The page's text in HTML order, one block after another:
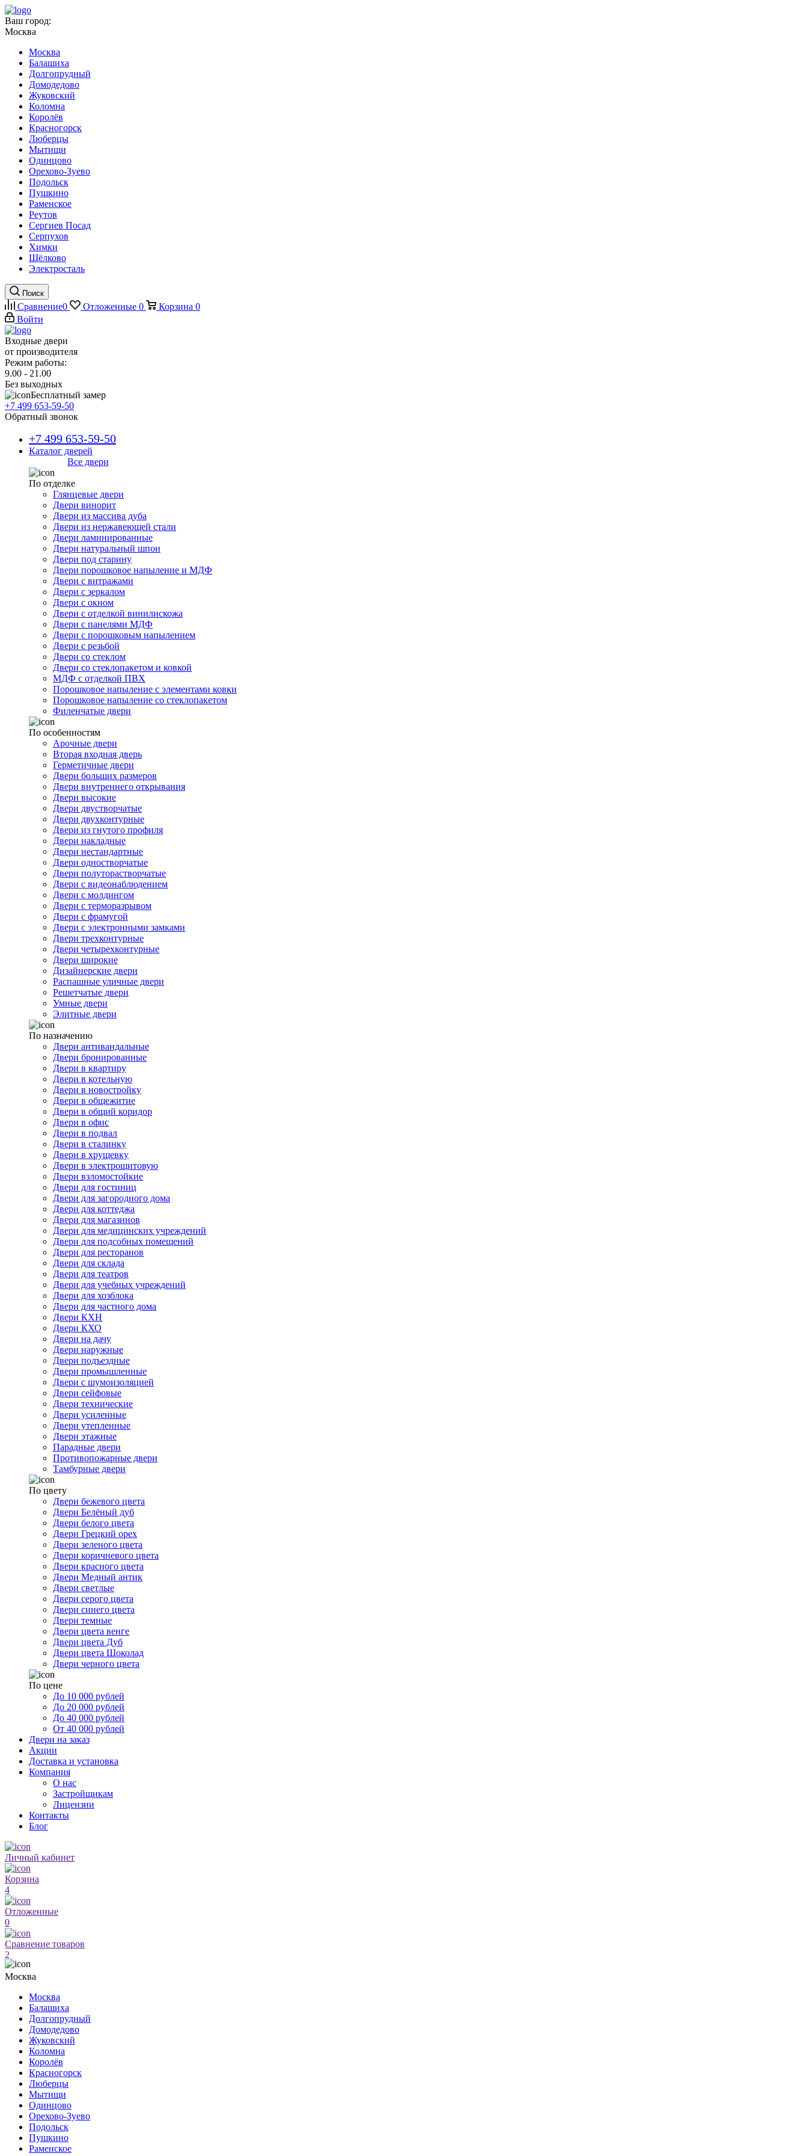
Ваш город:
Москва
Москва
Балашиха
Долгопрудный
Домодедово
Жуковский
Коломна
Королёв
Красногорск
Люберцы
Мытищи
Одинцово
Орехово-Зуево
Подольск
Пушкино
Раменское
Реутов
Сергиев Посад
Серпухов
Химки
Щёлково
Электросталь
Поиск
Сравнение0 Отложенные 0 Корзина 0
Войти
Входные двери
от производителя
Режим работы:
9.00 - 21.00
Без выходных
Бесплатный замер
+7 499 653-59-50
Обратный звонок
+7 499 653-59-50
Каталог дверей
Все двери
По отделке
Глянцевые двери
Двери винорит
Двери из массива дуба
Двери из нержавеющей стали
Двери ламинированные
Двери натуральный шпон
Двери под старину
Двери порошковое напыление и МДФ
Двери с витражами
Двери с зеркалом
Двери с окном
Двери с отделкой винилискожа
Двери с панелями МДФ
Двери с порошковым напылением
Двери с резьбой
Двери со стеклом
Двери со стеклопакетом и ковкой
МДФ с отделкой ПВХ
Порошковое напыление с элементами ковки
Порошковое напыление со стеклопакетом
Филенчатые двери
По особенностям
Арочные двери
Вторая входная дверь
Герметичные двери
Двери больших размеров
Двери внутреннего открывания
Двери высокие
Двери двустворчатые
Двери двухконтурные
Двери из гнутого профиля
Двери накладные
Двери нестандартные
Двери одностворчатые
Двери полуторастворчатые
Двери с видеонаблюдением
Двери с молдингом
Двери с терморазрывом
Двери с фрамугой
Двери с электронными замками
Двери трехконтурные
Двери четырехконтурные
Двери широкие
Дизайнерские двери
Распашные уличные двери
Решетчатые двери
Умные двери
Элитные двери
По назначению
Двери антивандальные
Двери бронированные
Двери в квартиру
Двери в котельную
Двери в новостройку
Двери в общежитие
Двери в общий коридор
Двери в офис
Двери в подвал
Двери в сталинку
Двери в хрущевку
Двери в электрощитовую
Двери взломостойкие
Двери для гостиниц
Двери для загородного дома
Двери для коттеджа
Двери для магазинов
Двери для медицинских учреждений
Двери для подсобных помещений
Двери для ресторанов
Двери для склада
Двери для театров
Двери для учебных учреждений
Двери для хозблока
Двери для частного дома
Двери КХН
Двери КХО
Двери на дачу
Двери наружные
Двери подъездные
Двери промышленные
Двери с шумоизоляцией
Двери сейфовые
Двери технические
Двери усиленные
Двери утепленные
Двери этажные
Парадные двери
Противопожарные двери
Тамбурные двери
По цвету
Двери бежевого цвета
Двери Белёный дуб
Двери белого цвета
Двери Грецкий орех
Двери зеленого цвета
Двери коричневого цвета
Двери красного цвета
Двери Медный антик
Двери светлые
Двери серого цвета
Двери синего цвета
Двери темные
Двери цвета венге
Двери цвета Дуб
Двери цвета Шоколад
Двери черного цвета
По цене
До 10 000 рублей
До 20 000 рублей
До 40 000 рублей
От 40 000 рублей
Двери на заказ
Акции
Доставка и установка
Компания
О нас
Застройщикам
Лицензии
Контакты
Блог
Личный кабинет
Корзина
4
Отложенные
0
Сравнение товаров
2
Москва
Москва
Балашиха
Долгопрудный
Домодедово
Жуковский
Коломна
Королёв
Красногорск
Люберцы
Мытищи
Одинцово
Орехово-Зуево
Подольск
Пушкино
Раменское